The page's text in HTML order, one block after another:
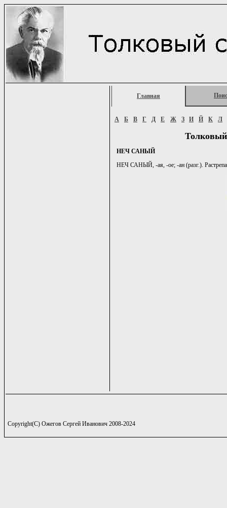
Главная
А Б В Г Д Е Ж З И Й К Л
НЕЧ САНЫЙ
НЕЧ САНЫЙ, -ая, -ое; -ан (разг.).
Copyright(C) Ожегов Сергей Иванович 2008-2024